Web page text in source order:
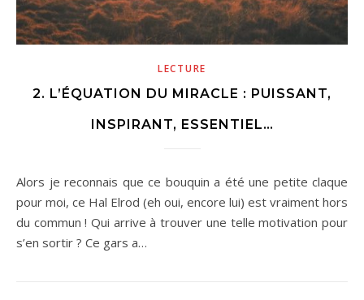
LECTURE
2. L’ÉQUATION DU MIRACLE : PUISSANT,
INSPIRANT, ESSENTIEL…
Alors je reconnais que ce bouquin a été une petite claque
pour moi, ce Hal Elrod (eh oui, encore lui) est vraiment hors
du commun ! Qui arrive à trouver une telle motivation pour
s’en sortir ? Ce gars a…